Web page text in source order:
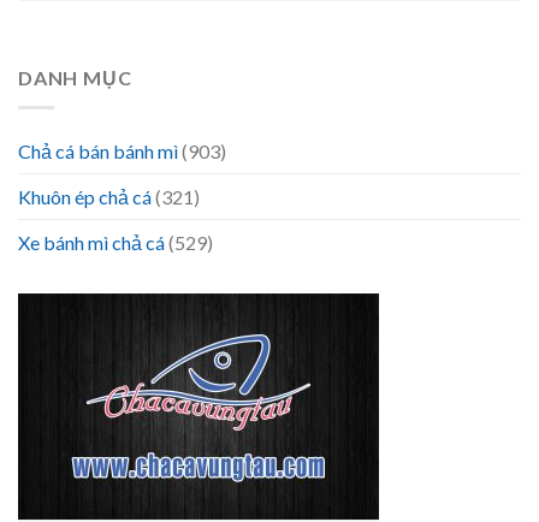
DANH MỤC
Chả cá bán bánh mì(903)
Khuôn ép chả cá(321)
Xe bánh mì chả cá(529)